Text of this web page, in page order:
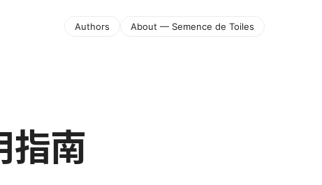
Authors About — Semence de Toiles
指南